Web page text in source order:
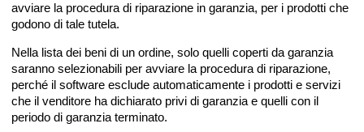
avviare la procedura di riparazione in garanzia, per i prodotti che
godono di tale tutela.
Nella lista dei beni di un ordine, solo quelli coperti da garanzia
saranno selezionabili per avviare la procedura di riparazione,
perché il software esclude automaticamente i prodotti e servizi
che il venditore ha dichiarato privi di garanzia e quelli con il
periodo di garanzia terminato.